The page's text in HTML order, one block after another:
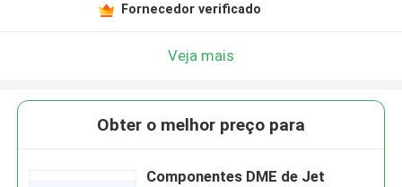
Fornecedor verificado
Veja mais
Obter o melhor preço para
Componentes DME de Jet